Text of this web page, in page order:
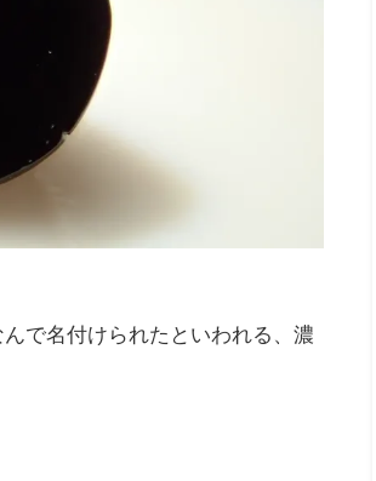
で名付けられたといわれる、濃